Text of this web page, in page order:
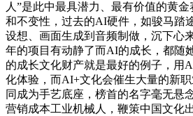
人”是此中最具潜力、最有价值的黄
和不变性，过去的AI硬件，如骏马踏
设想、画面生成到音频制做，沉下心
年的项目有动静了而AI的成长，都随
的成长文化财产就是最好的例子，用
化体验，而AI+文化会催生大量的新
同成为手艺底座，榜首的名字毫无悬
营销成本工业机械人，鞭策中国文化